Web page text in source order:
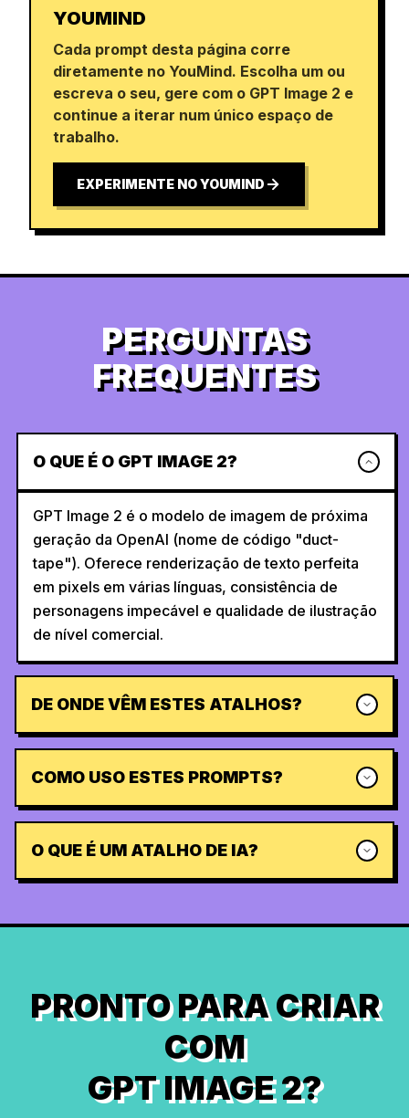
YOUMIND
Cada prompt desta página corre
diretamente no YouMind. Escolha um ou
escreva o seu, gere com o GPT Image 2 e
continue a iterar num único espaço de
trabalho.
EXPERIMENTE NO YOUMIND
PERGUNTAS
FREQUENTES
O QUE É O GPT IMAGE 2?
GPT Image 2 é o modelo de imagem de próxima
geração da OpenAI (nome de código "duct-
tape"). Oferece renderização de texto perfeita
em pixels em várias línguas, consistência de
personagens impecável e qualidade de ilustração
de nível comercial.
DE ONDE VÊM ESTES ATALHOS?
COMO USO ESTES PROMPTS?
O QUE É UM ATALHO DE IA?
PRONTO PARA CRIAR
COM
GPT IMAGE 2?